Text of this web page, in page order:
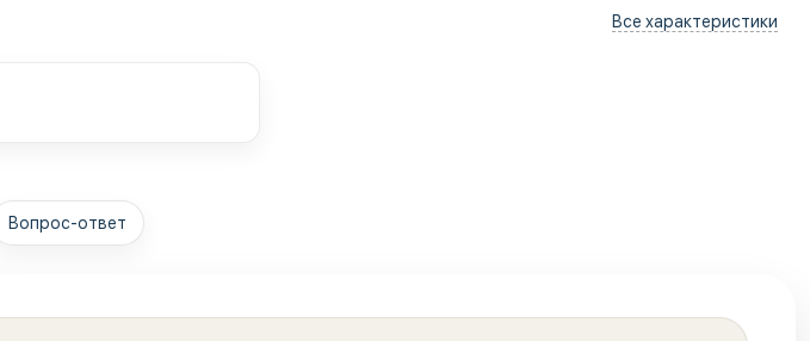
Все характеристики
Вопрос-ответ